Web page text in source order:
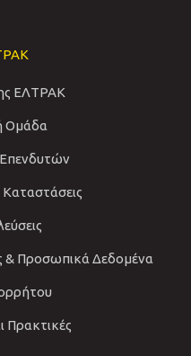
ΕΛΤΡΑΚ
Ομάδα
& Προσωπικά Δεδομένα
Πρακτικές